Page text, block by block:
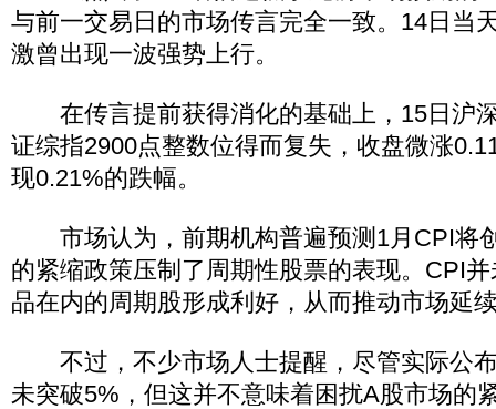
与前一交易日的市场传言完全一致。14日当
激曾出现一波强势上行。
在传言提前获得消化的基础上，15日沪
证综指2900点整数位得而复失，收盘微涨
现0.21%的跌幅。
市场认为，前期机构普遍预测1月CPI将
的紧缩政策压制了周期性股票的表现。CPI并
品在内的周期股形成利好，从而推动市场延
不过，不少市场人士提醒，尽管实际公
未突破5%，但这并不意味着困扰A股市场的